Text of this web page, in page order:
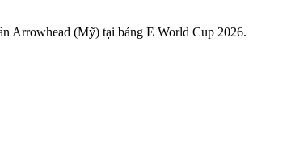
Arrowhead (Mỹ) tại bảng E World Cup 2026.